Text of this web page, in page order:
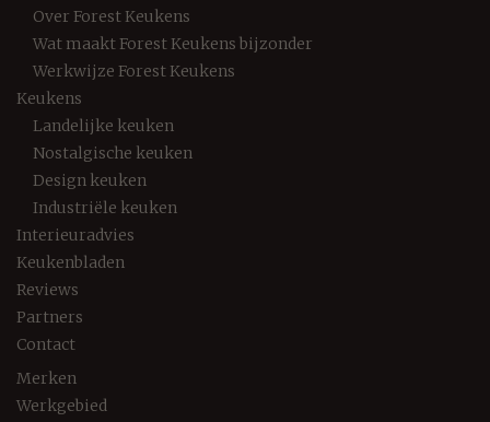
Over Forest Keukens
Wat maakt Forest Keukens bijzonder
Werkwijze Forest Keukens
Keukens
Landelijke keuken
Nostalgische keuken
Design keuken
Industriële keuken
Interieuradvies
Keukenbladen
Reviews
Partners
Contact
Merken
Werkgebied